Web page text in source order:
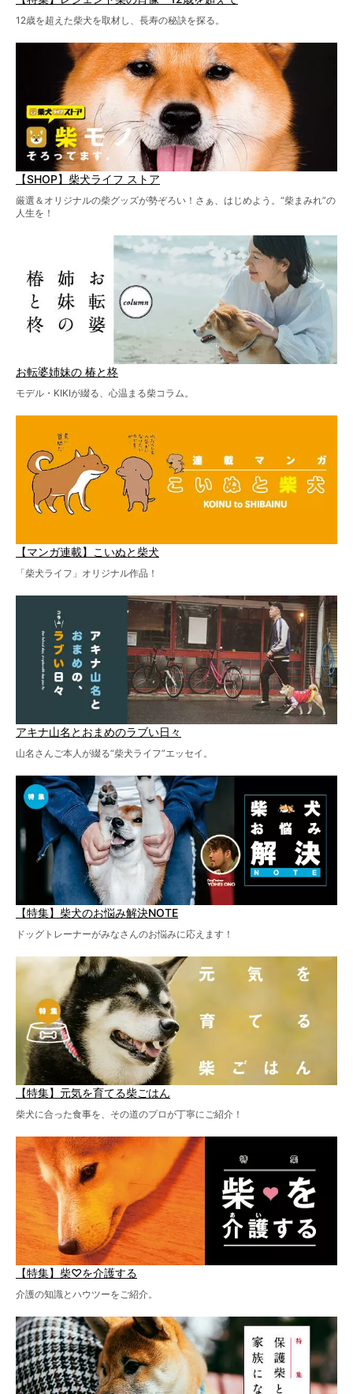
12歳を超えた柴犬を取材し、長寿の秘訣を探る。
【SHOP】柴犬ライフ ストア
厳選＆オリジナルの柴グッズが勢ぞろい！さぁ、はじめよう。“柴まみれ”の
人生を！
お転婆姉妹の 椿と柊
モデル・KIKIが綴る、心温まる柴コラム。
【マンガ連載】こいぬと柴犬
「柴犬ライフ」オリジナル作品！
アキナ山名とおまめのラブい日々
山名さんご本人が綴る“柴犬ライフ”エッセイ。
【特集】柴犬のお悩み解決NOTE
ドッグトレーナーがみなさんのお悩みに応えます！
【特集】元気を育てる柴ごはん
柴犬に合った食事を、その道のプロが丁寧にご紹介！
【特集】柴♡を介護する
介護の知識とハウツーをご紹介。